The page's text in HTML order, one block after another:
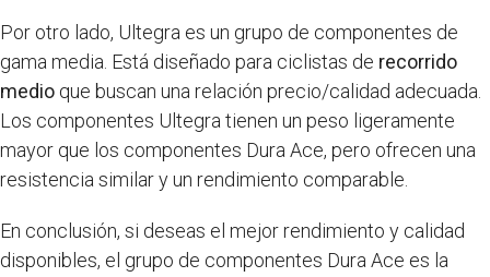
Por otro lado, Ultegra es un grupo de componentes de
gama media. Está diseñado para ciclistas de recorrido
medio que buscan una relación precio/calidad adecuada.
Los componentes Ultegra tienen un peso ligeramente
mayor que los componentes Dura Ace, pero ofrecen una
resistencia similar y un rendimiento comparable.
En conclusión, si deseas el mejor rendimiento y calidad
disponibles, el grupo de componentes Dura Ace es la